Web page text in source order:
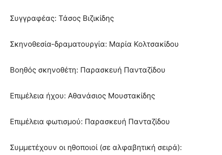
Συγγραφέας: Τάσος Βιζικίδης
Σκηνοθεσία-δραματουργία: Μαρία Κολτσακίδου
Βοηθός σκηνοθέτη: Παρασκευή Πανταζίδου
Επιμέλεια ήχου: Αθανάσιος Μουστακίδης
Επιμέλεια φωτισμού: Παρασκευή Πανταζίδου
Συμμετέχουν οι ηθοποιοί (σε αλφαβητική σειρά):